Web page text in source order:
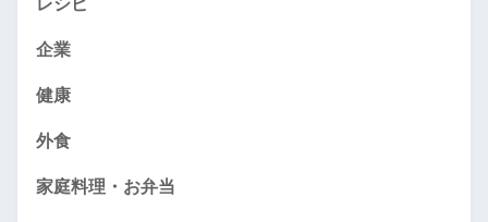
レシピ
企業
健康
外食
家庭料理・お弁当